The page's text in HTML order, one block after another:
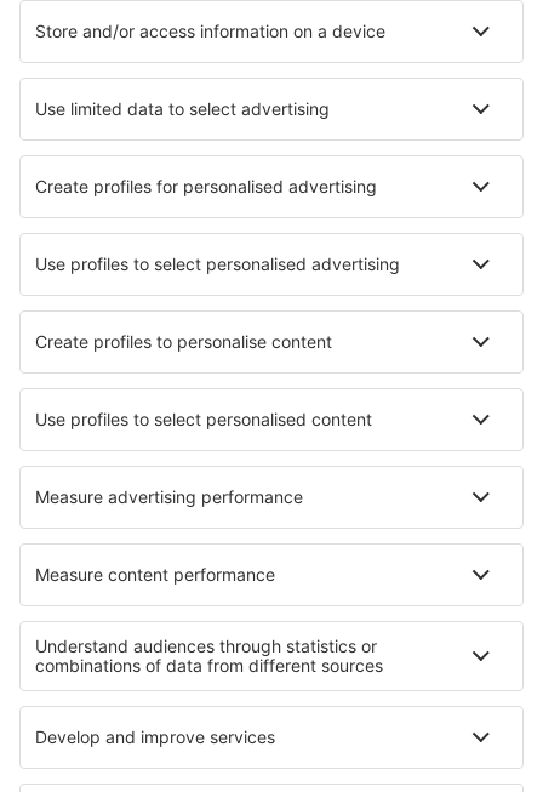
Hoteles
Traslados
Atracciones
Eventos deportivos
Aprende más
Mejor Precio Garantizado
Aplicación móvil
Aerolíneas
Ryanair
Vueling
Iberia
Air Europa
Wizz Air
Sobre eSky
Términos y condiciones
Mis reservas
Política de privacidad
Asistencia y contacto